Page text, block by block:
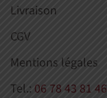
Livraison
CGV
Mentions légales
Tel.: 06 78 43 81 46